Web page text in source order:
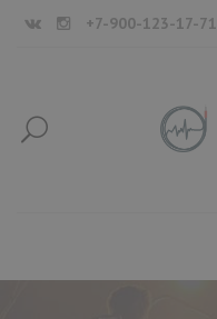
+7-900-123-17-71